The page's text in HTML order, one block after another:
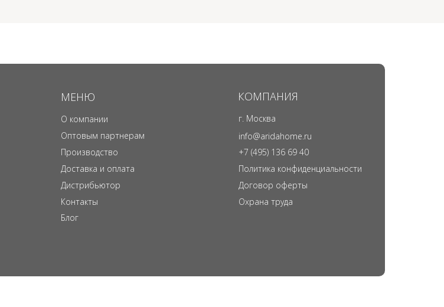
МЕНЮ
О компании
Производство
Оптовым партнерам
Контакты
КОМПАНИЯ
г. Москва
info@aridahome.ru
+7 (495) 136 69 40
Политика конфиденциальности
Договор оферты
Охрана труда
Дистрибьютор
Доставка и оплата
Блог